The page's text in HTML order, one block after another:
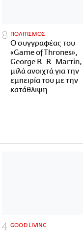
ΠΟΛΙΤΙΣΜΟΣ
Ο συγγραφέας του
«Game of Thrones»,
George R. R. Martin,
μιλά ανοιχτά για την
εμπειρία του με την
κατάθλιψη
GOOD LIVING